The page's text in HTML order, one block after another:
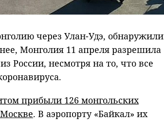
через Улан-Удэ, обнаружили
Монголия 11 апреля разрешила
России, несмотря на то, что все
прибыли 126 монгольских
. В аэропорту «Байкал» их